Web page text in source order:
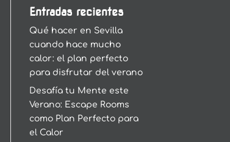
Entradas recientes
Qué hacer en Sevilla
cuando hace mucho
calor: el plan perfecto
para disfrutar del verano
Desafía tu Mente este
Verano: Escape Rooms
como Plan Perfecto para
el Calor